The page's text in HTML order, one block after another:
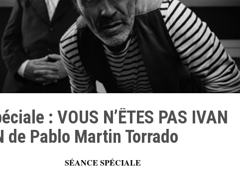
: VOUS N’ÊTES PAS IVAN
de Pablo Martin Torrado
SÉANCE SPÉCIALE